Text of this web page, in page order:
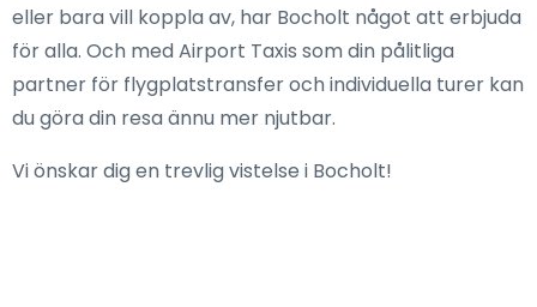
eller bara vill koppla av, har Bocholt något att erbjuda
för alla. Och med Airport Taxis som din pålitliga
partner för flygplatstransfer och individuella turer kan
du göra din resa ännu mer njutbar.
Vi önskar dig en trevlig vistelse i Bocholt!